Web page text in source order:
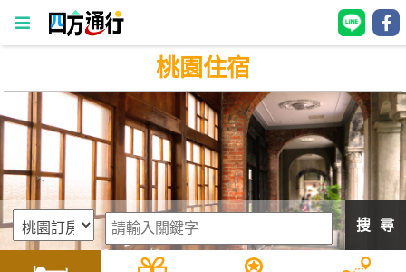
四
方
通
行
訂
房
桃園住宿
搜 尋